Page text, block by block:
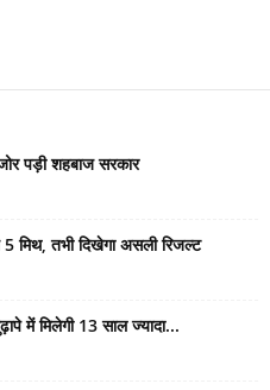
पड़ी शहबाज सरकार
मिथ, तभी दिखेगा असली रिजल्ट
में मिलेगी 13 साल ज्यादा...